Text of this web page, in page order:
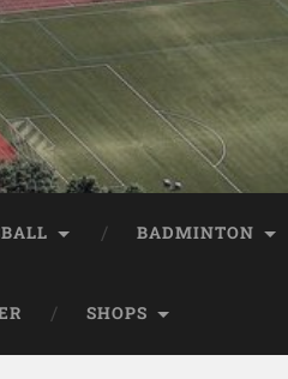
BADMINTON
SHOPS